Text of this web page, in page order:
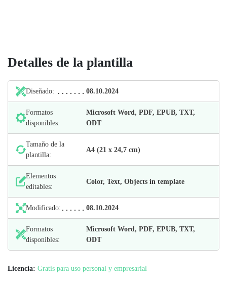
Detalles de la plantilla
Diseñado: 08.10.2024
Formatos
disponibles:
Microsoft Word, PDF, EPUB, TXT,
ODT
Tamaño de la
plantilla:
А4 (21 х 24,7 cm)
Elementos
editables:
Color, Text, Objects in template
Modificado: 08.10.2024
Formatos
disponibles:
Microsoft Word, PDF, EPUB, TXT,
ODT
Licencia: Gratis para uso personal y empresarial